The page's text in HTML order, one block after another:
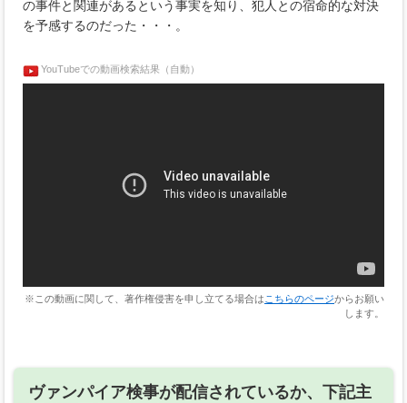
の事件と関連があるという事実を知り、犯人との宿命的な対決
を予感するのだった・・・。
YouTubeでの動画検索結果（自動）
※この動画に関して、著作権侵害を申し立てる場合は こちらのページからお願い
します。
ヴァンパイア検事が配信されているか、下記主